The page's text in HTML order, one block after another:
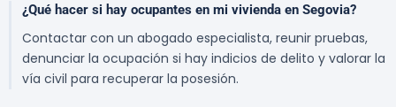
¿Qué hacer si hay ocupantes en mi vivienda en Segovia?
Contactar con un abogado especialista, reunir pruebas,
denunciar la ocupación si hay indicios de delito y valorar la
vía civil para recuperar la posesión.